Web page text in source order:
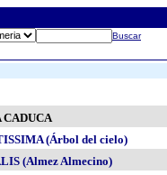
Buscar
CADUCA
(Árbol del cielo)
(Almez Almecino)